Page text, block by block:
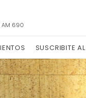
AM 690
SUSCRIBITE